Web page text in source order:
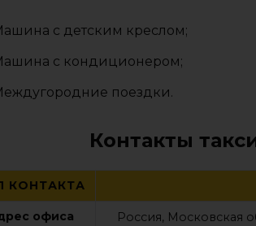
с детским креслом;
с кондиционером;
поездки.
Контакты
КОНТАКТА
офиса Россия, Московская